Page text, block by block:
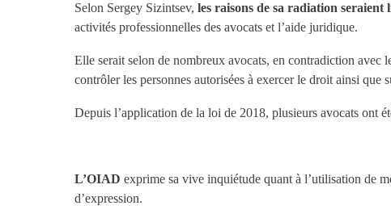
Selon Sergey Sizintsev,les raisons de sa radiation seraient
activités professionnelles des avocats et l’aide juridique.
Elle serait selon de nombreux avocats, en contradiction avec
contrôler les personnes autorisées à exercer le droit ainsi que
Depuis l’application de la loi de 2018, plusieurs avocats ont
L’OIAD exprime sa vive inquiétude quant à l’utilisation de
d’expression.